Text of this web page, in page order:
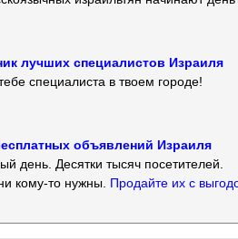
лучших специалистов Израиля
специалиста в твоем городе!
объявлений Израиля
день. Десятки тысяч посетителей.
кому-то нужны. Продайте их с